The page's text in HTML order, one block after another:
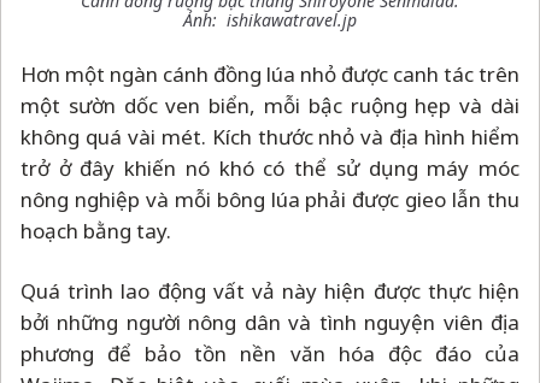
Ảnh: ishikawatravel.jp
Hơn một ngàn cánh đồng lúa nhỏ được canh tác trên
một sườn dốc ven biển, mỗi bậc ruộng hẹp và dài
không quá vài mét. Kích thước nhỏ và địa hình hiểm
trở ở đây khiến nó khó có thể sử dụng máy móc
nông nghiệp và mỗi bông lúa phải được gieo lẫn thu
hoạch bằng tay.
Quá trình lao động vất vả này hiện được thực hiện
bởi những người nông dân và tình nguyện viên địa
phương để bảo tồn nền văn hóa độc đáo của